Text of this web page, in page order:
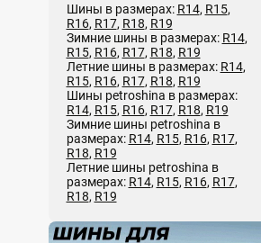
Шины в размерах: R14, R15,
R16, R17, R18, R19
Зимние шины в размерах: R14,
R15, R16, R17, R18, R19
Летние шины в размерах: R14,
R15, R16, R17, R18, R19
Шины petroshina в размерах:
R14, R15, R16, R17, R18, R19
Зимние шины petroshina в
размерах: R14, R15, R16, R17,
R18, R19
Летние шины petroshina в
размерах: R14, R15, R16, R17,
R18, R19